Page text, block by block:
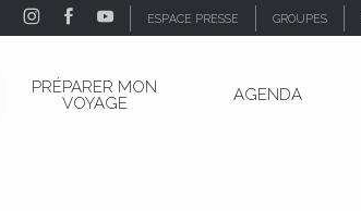
ESPACE PRESSE GROUPES
PRÉPARER MON
VOYAGE
AGENDA